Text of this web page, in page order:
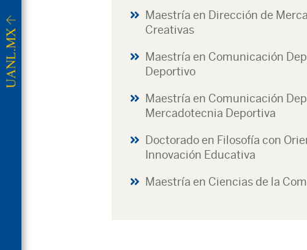
Maestría en Dirección de
Creativas
Maestría en Comunicación
Deportivo
Maestría en Comunicación
Mercadotecnia Deportiva
Doctorado en Filosofía con
Innovación Educativa
Maestría en Ciencias de la